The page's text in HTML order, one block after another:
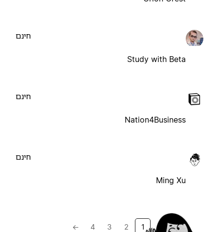
Study with Beta
חינם
Nation4Business
חינם
Ming Xu
חינם
1
2
3
4
→